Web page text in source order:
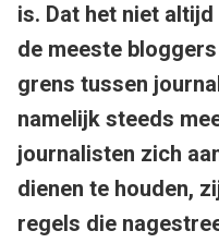
is. Dat het niet
de meeste
grens tussen
namelijk steeds
journalisten zich
dienen te houden,
regels die